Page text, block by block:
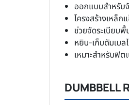
ออกแบบสำหรับ
โครงสร้างเหล็ก
ช่วยจัดระเบียบ
หยิบ-เก็บดัมเบล
เหมาะสำหรับฟิ
DUMBBELL